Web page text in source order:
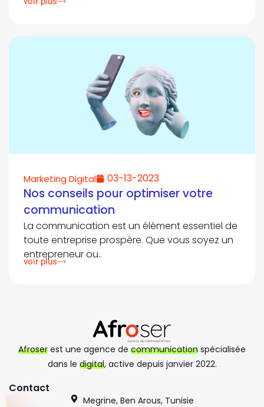
Marketing Digital 03-13-2023
Nos conseils pour optimiser votre
communication
La communication est un élément essentiel de
toute entreprise prospère. Que vous soyez un
entrepreneur ou..
voir plus
Afroser est une agence de communication spécialisée
dans le digital, active depuis janvier 2022.
Contact
Megrine, Ben Arous, Tunisie